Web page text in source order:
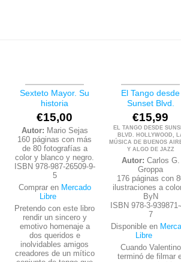
Sexteto Mayor. Su
historia
€15,00
Autor: Mario Sejas
160 páginas con más
de 80 fotografías a
color y blanco y negro.
ISBN 978-987-26509-9-
5
Comprar en Mercado
Libre
Pretendo con este libro
rendir un sincero y
emotivo homenaje a
dos queridos e
inolvidables amigos
creadores de un mítico
El Tango desde
Sunset Blvd.
€15,99
EL TANGO DESDE
BLVD. HOLLYWOOD,
MÚSICA DE BUENOS
Y ALGO DE JAZZ
Autor: Carlos G.
Groppa
176 páginas con
ilustraciones a
ByN
ISBN 978-3-
7
Disponible en
Libre
Cuando Valentino
terminó de filmar